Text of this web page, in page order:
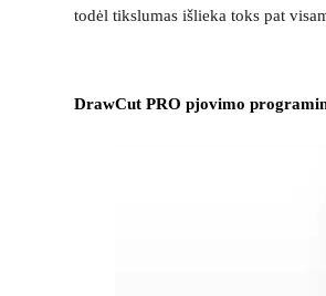
todėl tikslumas išlieka toks pat
DrawCut PRO pjovimo